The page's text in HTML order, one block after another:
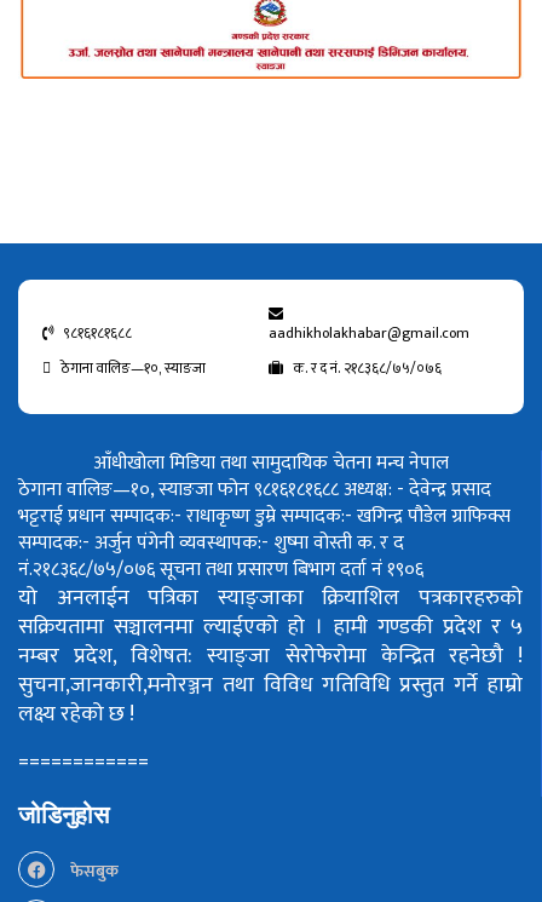
९८१६१८१६८८
aadhikholakhabar@gmail.com
ठेगाना वालिङ—१०, स्याङजा
क. र द नं. २१८३६८/७५/०७६
आँधीखोला मिडिया तथा सामुदायिक चेतना मन्च नेपाल
ठेगाना वालिङ—१०, स्याङजा फोन ९८१६१८१६८८अध्यक्ष: - देवेन्द्र प्रसाद
भट्टराईप्रधान सम्पादक:- राधाकृष्ण डुम्रेसम्पादक:- खगिन्द्र पौडेलग्राफिक्स
सम्पादक:- अर्जुन पंगेनीव्यवस्थापक:- शुष्मा वोस्तीक. र द
नं.२१८३६८/७५/०७६सूचना तथा प्रसारण बिभाग दर्ता नं १९०६
यो अनलाईन पत्रिका स्याङ्जाका क्रियाशिल पत्रकारहरुको
सक्रियतामा सञ्चालनमा ल्याईएको हो । हामी गण्डकी प्रदेश र ५
नम्बर प्रदेश, विशेषत: स्याङ्जा सेरोफेरोमा केन्द्रित रहनेछौ !
सुचना,जानकारी,मनोरञ्जन तथा विविध गतिविधि प्रस्तुत गर्ने हाम्रो
लक्ष्य रहेको छ !
============
जोडिनुहोस
फेसबुक